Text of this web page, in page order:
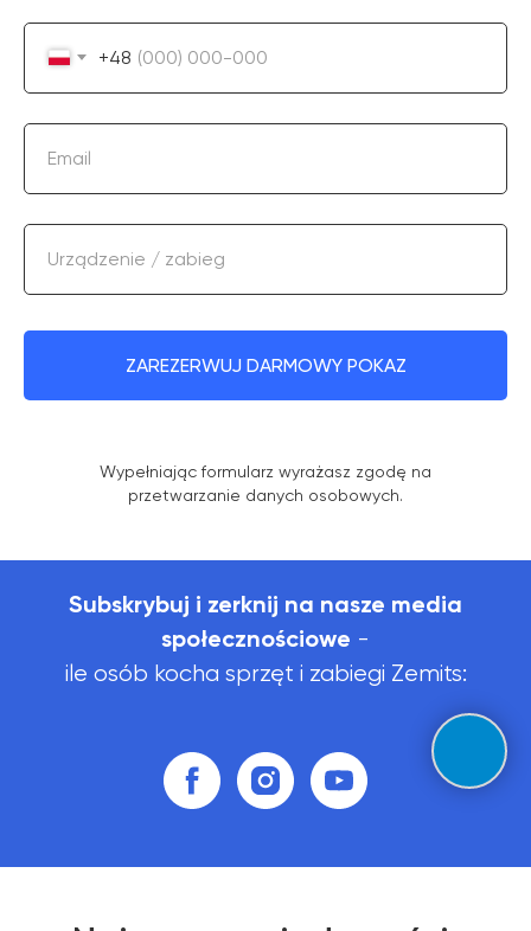
+48
Email
Urządzenie / zabieg
ZAREZERWUJ DARMOWY POKAZ
Wypełniając formularz wyrażasz zgodę na
przetwarzanie danych osobowych.
Subskrybuj i zerknij na nasze media
społecznościowe -
ile osób kocha sprzęt i zabiegi Zemits: